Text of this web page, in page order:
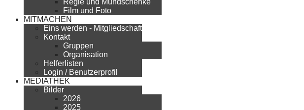
Regie und Mundschenke
Film und Foto
MITMACHEN
Eins werden - Mitgliedschaft
Kontakt
Gruppen
Organisation
Helferlisten
Login / Benutzerprofil
MEDIATHEK
Bilder
2026
2025